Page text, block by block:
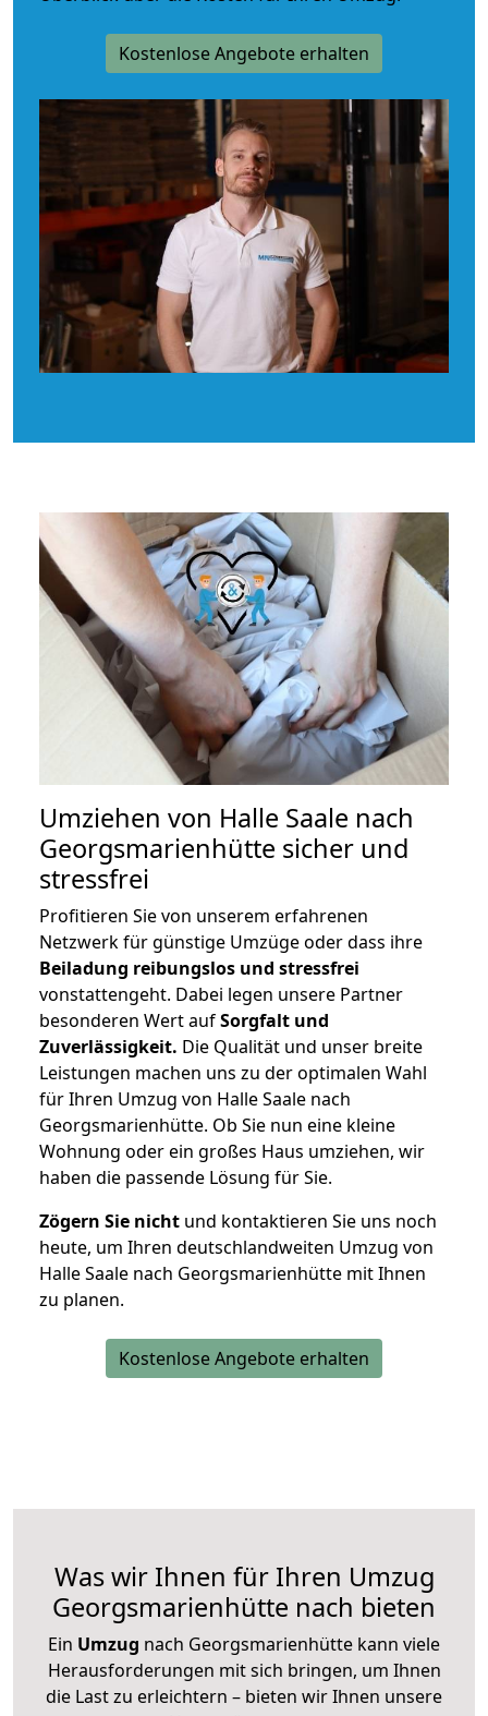
Kostenlose Angebote erhalten
Umziehen von Halle Saale nach
Georgsmarienhütte sicher und
stressfrei
Profitieren Sie von unserem erfahrenen
Netzwerk für günstige Umzüge oder dass ihre
Beiladung reibungslos und stressfrei
vonstattengeht. Dabei legen unsere Partner
besonderen Wert aufSorgfalt und
Zuverlässigkeit. Die Qualität und unser breite
Leistungen machen uns zu der optimalen Wahl
für Ihren Umzug von Halle Saale nach
Georgsmarienhütte. Ob Sie nun eine kleine
Wohnung oder ein großes Haus umziehen, wir
haben die passende Lösung für Sie.
Zögern Sie nicht und kontaktieren Sie uns noch
heute, um Ihren deutschlandweiten Umzug von
Halle Saale nach Georgsmarienhütte mit Ihnen
zu planen.
Kostenlose Angebote erhalten
Was wir Ihnen für Ihren Umzug
Georgsmarienhütte nach bieten
Ein Umzug nach Georgsmarienhütte kann viele
Herausforderungen mit sich bringen, um Ihnen
die Last zu erleichtern – bieten wir Ihnen unsere